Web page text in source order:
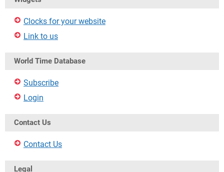
Clocks for your website
Link to us
World Time Database
Subscribe
Login
Contact Us
Contact Us
Legal